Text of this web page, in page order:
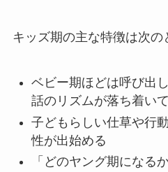
キッズ期の主な特徴は次の
ベビー期ほどは呼び出
話のリズムが落ち着い
子どもらしい仕草や行
性が出始める
「どのヤング期になる